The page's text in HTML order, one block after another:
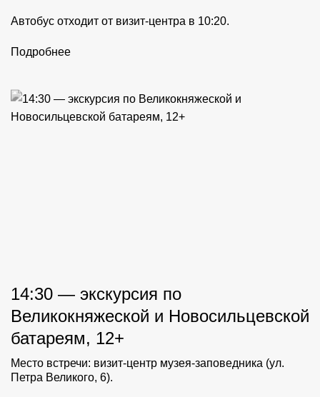
Автобус отходит от визит-центра в 10:20.
Подробнее
14:30 — экскурсия по
Великокняжеской и Новосильцевской
батареям, 12+
Место встречи: визит-центр музея-заповедника (ул.
Петра Великого, 6).